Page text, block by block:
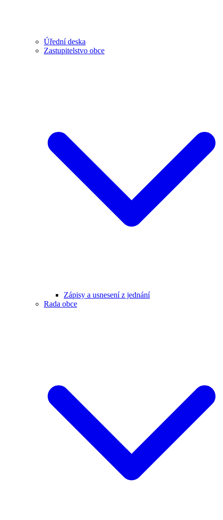
Úřední deska
Zastupitelstvo obce
Zápisy a usnesení z jednání
Rada obce